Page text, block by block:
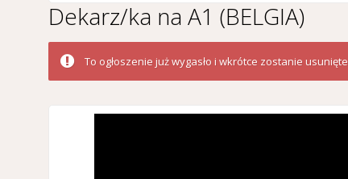
Dekarz/ka na A1 (BELGIA)
To ogłoszenie już wygasło i wkrótce zostanie usunięte